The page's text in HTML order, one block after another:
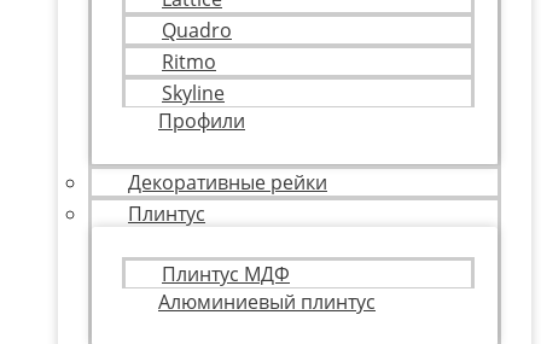
Quadro
Ritmo
Skyline
Профили
Декоративные рейки
Плинтус
Плинтус МДФ
Алюминиевый плинтус